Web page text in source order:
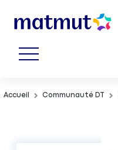
Accueil Communauté DT